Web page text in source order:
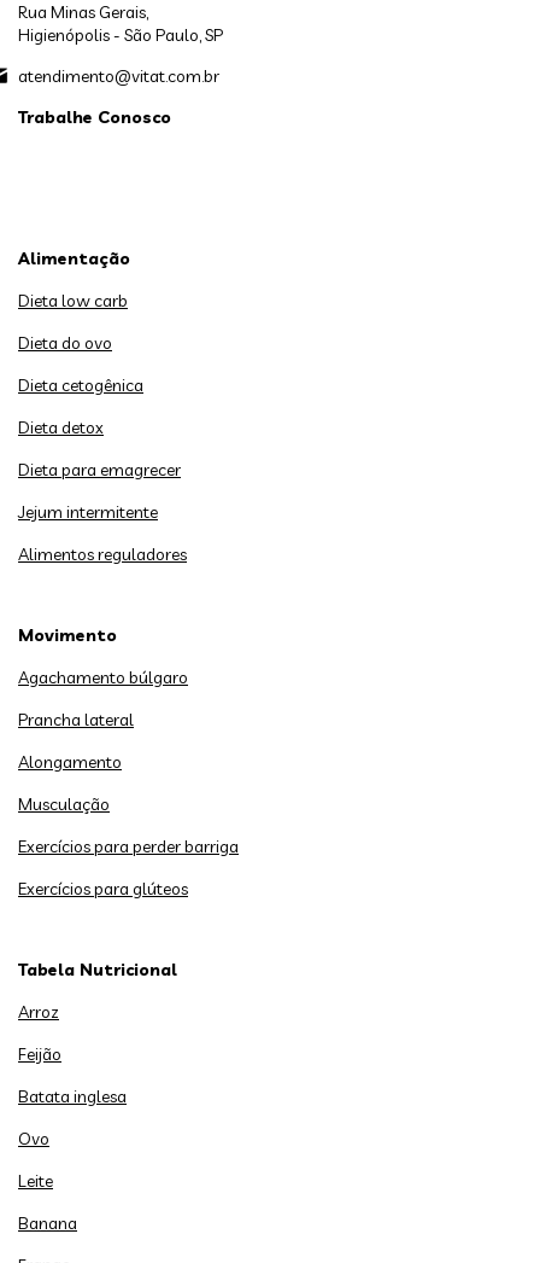
Rua Minas Gerais,
Higienópolis - São Paulo, SP
atendimento@vitat.com.br
Trabalhe Conosco
Alimentação
Dieta low carb
Dieta do ovo
Dieta cetogênica
Dieta detox
Dieta para emagrecer
Jejum intermitente
Alimentos reguladores
Movimento
Agachamento búlgaro
Prancha lateral
Alongamento
Musculação
Exercícios para perder barriga
Exercícios para glúteos
Tabela Nutricional
Arroz
Feijão
Batata inglesa
Ovo
Leite
Banana